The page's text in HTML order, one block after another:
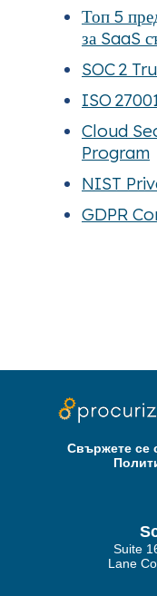
Топ 5
за SaaS
SOC 2
ISO
Cloud
Program
NIST
GDPR
Свържете се
Suite
Lane